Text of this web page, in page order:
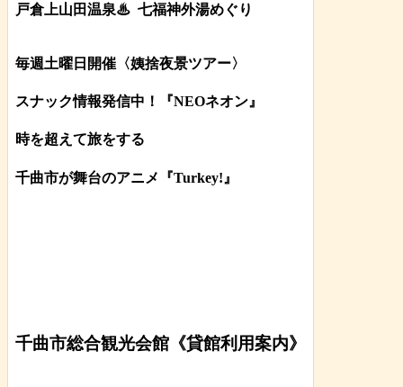
戸倉上山田温泉♨ 七福神外湯めぐり
毎週土曜日開催〈姨捨夜景ツアー〉
スナック情報発信中！『NEOネオン』
時を超えて旅をする
千曲市が舞台のアニメ『Turkey!』
千曲市総合観光会館《貸館利用案内》